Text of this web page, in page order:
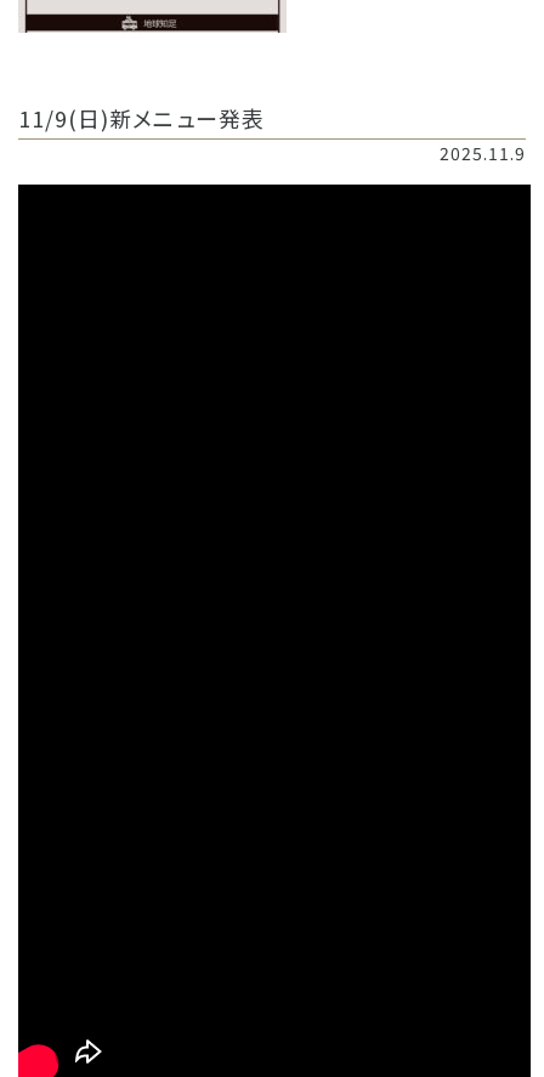
11/9(日)新メニュー発表
2025.11.9